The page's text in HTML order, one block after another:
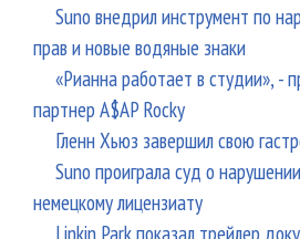
Suno внедрил инструмент по
прав и новые водяные знаки
«Рианна работает в студии», -
партнер A$AP Rocky
Гленн Хьюз завершил свою
Suno проиграла суд о
немецкому лицензиату
Linkin Park показал трейлер